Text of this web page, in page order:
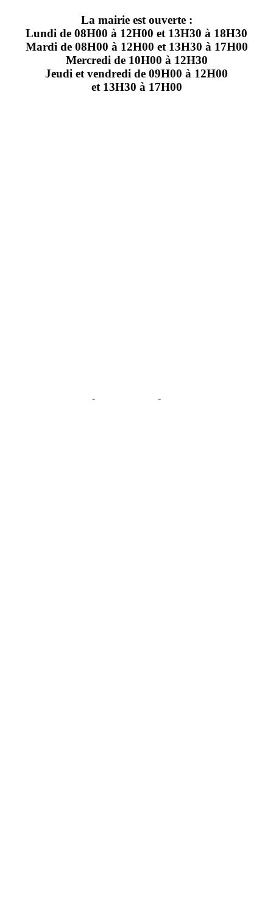
La mairie est ouverte :
Lundi de 08H00 à 12H00 et 13H30 à 18H30
Mardi de 08H00 à 12H00 et 13H30 à 17H00
Mercredi de 10H00 à 12H30
Jeudi et vendredi de 09H00 à 12H00
et 13H30 à 17H00
- -